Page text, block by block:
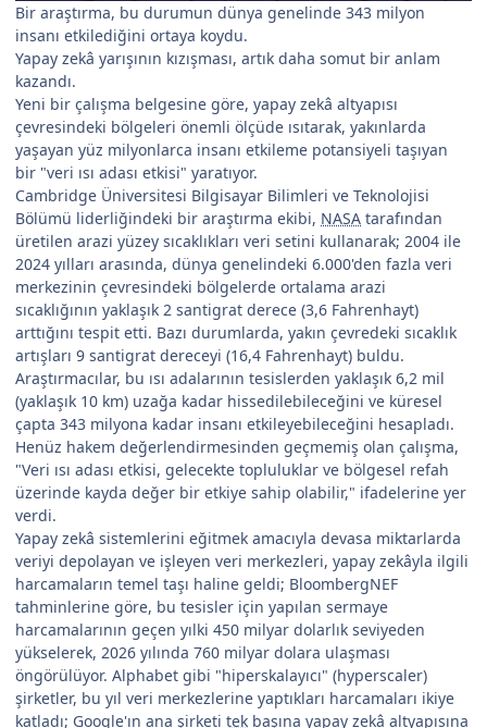
Bir araştırma, bu durumun dünya genelinde 343 milyon
insanı etkilediğini ortaya koydu.
Yapay zekâ yarışının kızışması, artık daha somut bir anlam
kazandı.
Yeni bir çalışma belgesine göre, yapay zekâ altyapısı
çevresindeki bölgeleri önemli ölçüde ısıtarak, yakınlarda
yaşayan yüz milyonlarca insanı etkileme potansiyeli taşıyan
bir "veri ısı adası etkisi" yaratıyor.
Cambridge Üniversitesi Bilgisayar Bilimleri ve Teknolojisi
Bölümü liderliğindeki bir araştırma ekibi, NASA tarafından
üretilen arazi yüzey sıcaklıkları veri setini kullanarak; 2004 ile
2024 yılları arasında, dünya genelindeki 6.000'den fazla veri
merkezinin çevresindeki bölgelerde ortalama arazi
sıcaklığının yaklaşık 2 santigrat derece (3,6 Fahrenhayt)
arttığını tespit etti. Bazı durumlarda, yakın çevredeki sıcaklık
artışları 9 santigrat dereceyi (16,4 Fahrenhayt) buldu.
Araştırmacılar, bu ısı adalarının tesislerden yaklaşık 6,2 mil
(yaklaşık 10 km) uzağa kadar hissedilebileceğini ve küresel
çapta 343 milyona kadar insanı etkileyebileceğini hesapladı.
Henüz hakem değerlendirmesinden geçmemiş olan çalışma,
"Veri ısı adası etkisi, gelecekte topluluklar ve bölgesel refah
üzerinde kayda değer bir etkiye sahip olabilir," ifadelerine yer
verdi.
Yapay zekâ sistemlerini eğitmek amacıyla devasa miktarlarda
veriyi depolayan ve işleyen veri merkezleri, yapay zekâyla ilgili
harcamaların temel taşı haline geldi; BloombergNEF
tahminlerine göre, bu tesisler için yapılan sermaye
harcamalarının geçen yılki 450 milyar dolarlık seviyeden
yükselerek, 2026 yılında 760 milyar dolara ulaşması
öngörülüyor. Alphabet gibi "hiperskalayıcı" (hyperscaler)
şirketler, bu yıl veri merkezlerine yaptıkları harcamaları ikiye
katladı; Google'ın ana şirketi tek başına yapay zekâ altyapısına